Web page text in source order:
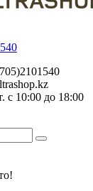
10:00 до 18:00